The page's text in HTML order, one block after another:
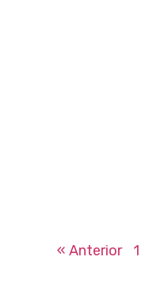
« Anterior 1